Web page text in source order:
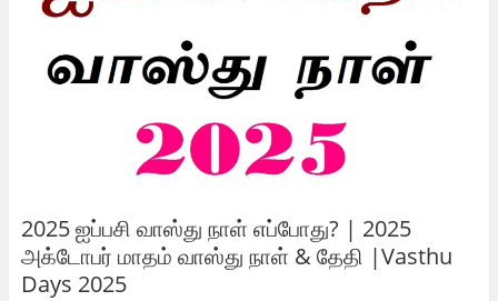
2025 ஐப்பசி வாஸ்து நாள் எப்போது? | 2025
அக்டோபர் மாதம் வாஸ்து நாள் & தேதி |Vasthu
Days 2025